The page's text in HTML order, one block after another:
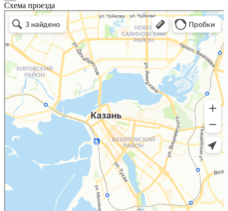
Схема проезда
Казань
Малый Татарский переулок, 8 на карте Москвы, ближайшее метро Новокузнецкая —
Яндекс.Карты